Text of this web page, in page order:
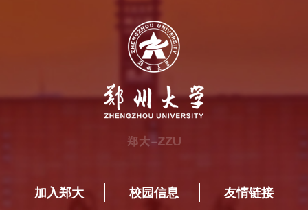
加入郑大 校园信息 友情链接